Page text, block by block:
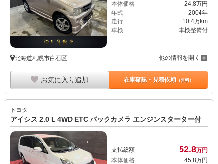
本体価格
24.8万円
年式
2004年
走行
10.4万km
車検
車検整備付
北海道札幌市白石区 他の情報を開く
お気に入り追加 在庫確認・見積依頼（無料）
トヨタ
アイシス 2.0 L 4WD ETC バックカメラ エンジンスターター付
支払総額 52.8万円
本体価格
45. 8万円